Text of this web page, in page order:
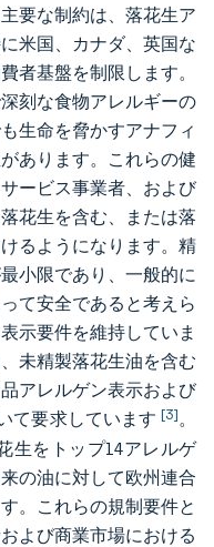
要な制約は、落花生ア
米国、カナダ、英国な
者基盤を制限します。
刻な食物アレルギーの
生命を脅かすアナフィ
あります。これらの健
ービス事業者、および
花生を含む、または落
るようになります。精
小限であり、一般的に
て安全であると考えら
示要件を維持していま
未精製落花生油を含む
アレルゲン表示および
て要求しています [3]。
生をトップ14アレルゲ
の油に対して欧州連合
。これらの規制要件と
よび商業市場における